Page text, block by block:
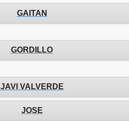
GAITAN
GORDILLO
JAVI VALVERDE
JOSE